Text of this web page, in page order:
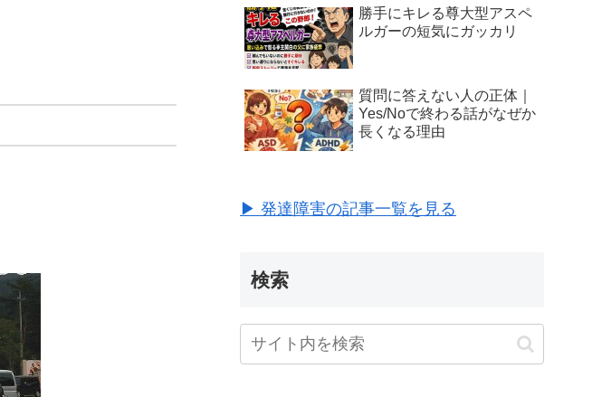
勝手にキレる尊大型アスペ
ルガーの短気にガッカリ
質問に答えない人の正体｜
Yes/Noで終わる話がなぜか
長くなる理由
▶ 発達障害の記事一覧を見る
検索